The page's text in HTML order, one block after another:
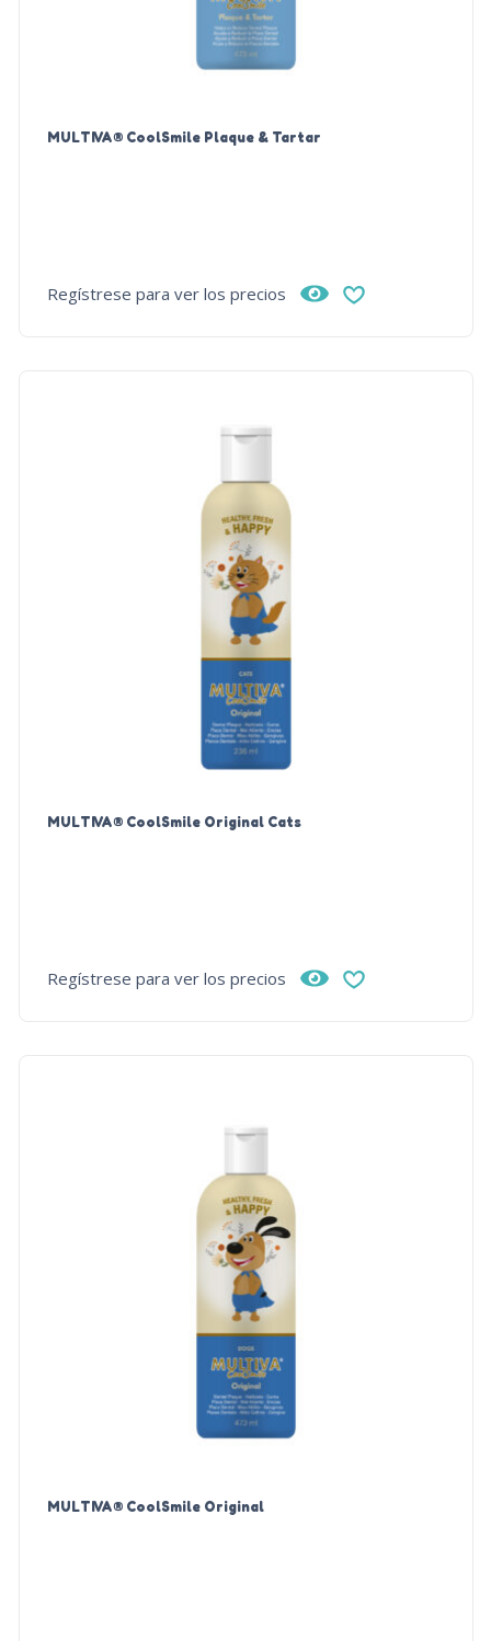
MULTIVA® CoolSmile Plaque & Tartar
Regístrese para ver los precios
MULTIVA® CoolSmile Original Cats
Regístrese para ver los precios
MULTIVA® CoolSmile Original